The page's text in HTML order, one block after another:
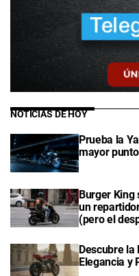
NOTICIAS DE HOY
Prueba la
mayor
Burger King
un
(pero el
Descubre
Elegancia y